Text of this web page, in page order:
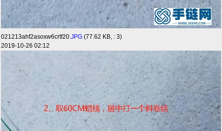
021213ahf2asoxw6crtf20.JPG (77.62 KB, : 3)
2019-10-26 02:12